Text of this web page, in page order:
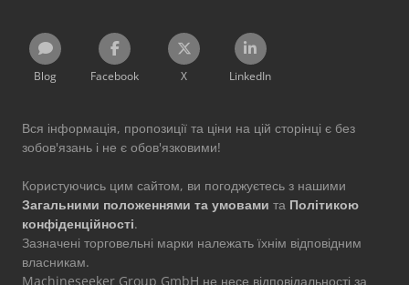
Blog Facebook X LinkedIn
Вся інформація, пропозиції та ціни на цій сторінці є без
зобов'язань і не є обов'язковими!
Користуючись цим сайтом, ви погоджуєтесь з нашими
Загальними положеннями та умовами та Політикою
конфіденційності.
Зазначені торговельні марки належать їхнім відповідним
власникам.
Machineseeker Group GmbH не несе відповідальності за